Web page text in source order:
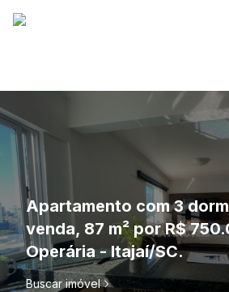
Apartamento com 3
venda, 87 m² por R$
Operária - Itajaí/SC.
Buscar imóvel